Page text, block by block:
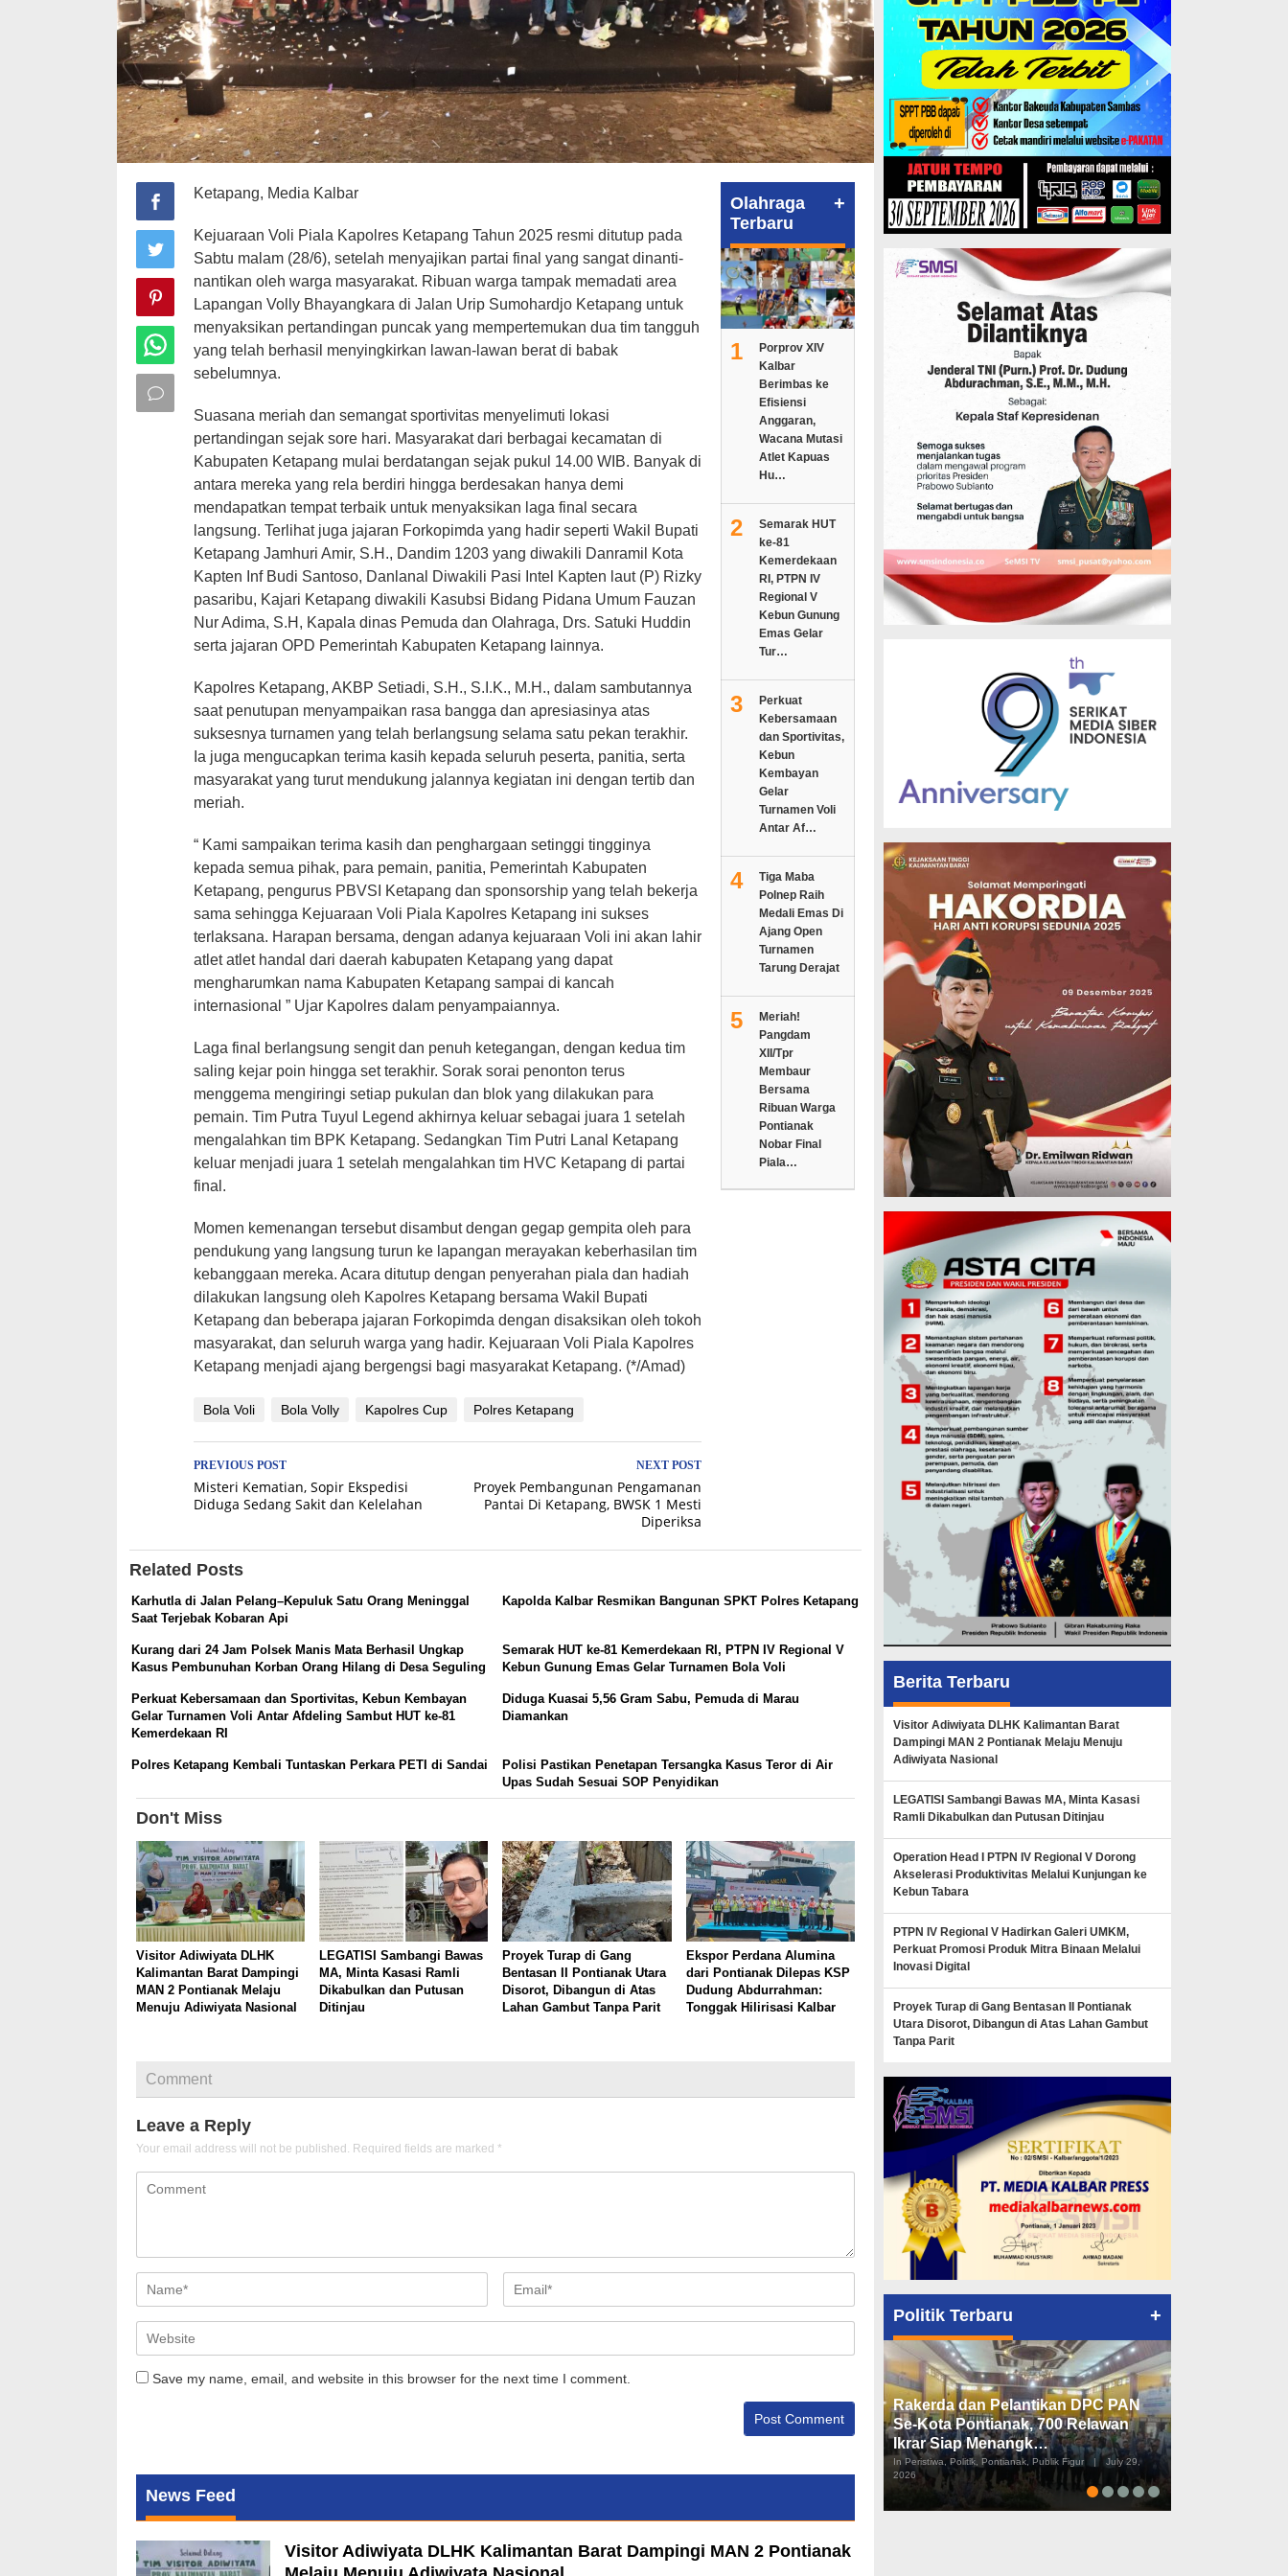
Ketapang, Media Kalbar
Kejuaraan Voli Piala Kapolres Ketapang Tahun 2025 resmi ditutup pada
Sabtu malam (28/6), setelah menyajikan partai final yang sangat dinanti-
nantikan oleh warga masyarakat. Ribuan warga tampak memadati area
Lapangan Volly Bhayangkara di Jalan Urip Sumohardjo Ketapang untuk
menyaksikan pertandingan puncak yang mempertemukan dua tim tangguh
yang telah berhasil menyingkirkan lawan-lawan berat di babak
sebelumnya.
Suasana meriah dan semangat sportivitas menyelimuti lokasi
pertandingan sejak sore hari. Masyarakat dari berbagai kecamatan di
Kabupaten Ketapang mulai berdatangan sejak pukul 14.00 WIB. Banyak di
antara mereka yang rela berdiri hingga berdesakan hanya demi
mendapatkan tempat terbaik untuk menyaksikan laga final secara
langsung. Terlihat juga jajaran Forkopimda yang hadir seperti Wakil Bupati
Ketapang Jamhuri Amir, S.H., Dandim 1203 yang diwakili Danramil Kota
Kapten Inf Budi Santoso, Danlanal Diwakili Pasi Intel Kapten laut (P) Rizky
pasaribu, Kajari Ketapang diwakili Kasubsi Bidang Pidana Umum Fauzan
Nur Adima, S.H, Kapala dinas Pemuda dan Olahraga, Drs. Satuki Huddin
serta jajaran OPD Pemerintah Kabupaten Ketapang lainnya.
Kapolres Ketapang, AKBP Setiadi, S.H., S.I.K., M.H., dalam sambutannya
saat penutupan menyampaikan rasa bangga dan apresiasinya atas
suksesnya turnamen yang telah berlangsung selama satu pekan terakhir.
Ia juga mengucapkan terima kasih kepada seluruh peserta, panitia, serta
masyarakat yang turut mendukung jalannya kegiatan ini dengan tertib dan
meriah.
“ Kami sampaikan terima kasih dan penghargaan setinggi tingginya
kepada semua pihak, para pemain, panitia, Pemerintah Kabupaten
Ketapang, pengurus PBVSI Ketapang dan sponsorship yang telah bekerja
sama sehingga Kejuaraan Voli Piala Kapolres Ketapang ini sukses
terlaksana. Harapan bersama, dengan adanya kejuaraan Voli ini akan lahir
atlet atlet handal dari daerah kabupaten Ketapang yang dapat
mengharumkan nama Kabupaten Ketapang sampai di kancah
internasional ” Ujar Kapolres dalam penyampaiannya.
Laga final berlangsung sengit dan penuh ketegangan, dengan kedua tim
saling kejar poin hingga set terakhir. Sorak sorai penonton terus
menggema mengiringi setiap pukulan dan blok yang dilakukan para
pemain. Tim Putra Tuyul Legend akhirnya keluar sebagai juara 1 setelah
mengalahkan tim BPK Ketapang. Sedangkan Tim Putri Lanal Ketapang
keluar menjadi juara 1 setelah mengalahkan tim HVC Ketapang di partai
final.
Momen kemenangan tersebut disambut dengan gegap gempita oleh para
pendukung yang langsung turun ke lapangan merayakan keberhasilan tim
kebanggaan mereka. Acara ditutup dengan penyerahan piala dan hadiah
dilakukan langsung oleh Kapolres Ketapang bersama Wakil Bupati
Ketapang dan beberapa jajaran Forkopimda dengan disaksikan oleh tokoh
masyarakat, dan seluruh warga yang hadir. Kejuaraan Voli Piala Kapolres
Ketapang menjadi ajang bergengsi bagi masyarakat Ketapang. (*/Amad)
Bola Voli Bola Volly Kapolres Cup Polres Ketapang
Post
navigation
PREVIOUS POST
Misteri Kematian, Sopir Ekspedisi
Diduga Sedang Sakit dan Kelelahan
NEXT POST
Proyek Pembangunan Pengamanan
Pantai Di Ketapang, BWSK 1 Mesti
Diperiksa
Olahraga
Terbaru
+
1
Porprov XIV
Kalbar
Berimbas ke
Efisiensi
Anggaran,
Wacana Mutasi
Atlet Kapuas
Hu…
2
Semarak HUT
ke-81
Kemerdekaan
RI, PTPN IV
Regional V
Kebun Gunung
Emas Gelar
Tur…
3
Perkuat
Kebersamaan
dan Sportivitas,
Kebun
Kembayan
Gelar
Turnamen Voli
Antar Af…
4
Tiga Maba
Polnep Raih
Medali Emas Di
Ajang Open
Turnamen
Tarung Derajat
5
Meriah!
Pangdam
XII/Tpr
Membaur
Bersama
Ribuan Warga
Pontianak
Nobar Final
Piala…
Related Posts
Karhutla di Jalan Pelang–Kepuluk Satu Orang Meninggal
Saat Terjebak Kobaran Api
Kapolda Kalbar Resmikan Bangunan SPKT Polres Ketapang
Kurang dari 24 Jam Polsek Manis Mata Berhasil Ungkap
Kasus Pembunuhan Korban Orang Hilang di Desa Seguling
Semarak HUT ke-81 Kemerdekaan RI, PTPN IV Regional V
Kebun Gunung Emas Gelar Turnamen Bola Voli
Perkuat Kebersamaan dan Sportivitas, Kebun Kembayan
Gelar Turnamen Voli Antar Afdeling Sambut HUT ke-81
Kemerdekaan RI
Diduga Kuasai 5,56 Gram Sabu, Pemuda di Marau
Diamankan
Polres Ketapang Kembali Tuntaskan Perkara PETI di Sandai
Polisi Pastikan Penetapan Tersangka Kasus Teror di Air
Upas Sudah Sesuai SOP Penyidikan
Don't Miss
Visitor Adiwiyata DLHK
Kalimantan Barat Dampingi
MAN 2 Pontianak Melaju
Menuju Adiwiyata Nasional
LEGATISI Sambangi Bawas
MA, Minta Kasasi Ramli
Dikabulkan dan Putusan
Ditinjau
Proyek Turap di Gang
Bentasan II Pontianak Utara
Disorot, Dibangun di Atas
Lahan Gambut Tanpa Parit
Ekspor Perdana Alumina
dari Pontianak Dilepas KSP
Dudung Abdurrahman:
Tonggak Hilirisasi Kalbar
Comment
Leave a Reply
Your email address will not be published. Required fields are marked *
Save my name, email, and website in this browser for the next time I comment.
News Feed
Visitor Adiwiyata DLHK Kalimantan Barat Dampingi MAN 2 Pontianak
Berita Terbaru
Visitor Adiwiyata DLHK Kalimantan Barat
Dampingi MAN 2 Pontianak Melaju Menuju
Adiwiyata Nasional
LEGATISI Sambangi Bawas MA, Minta Kasasi
Ramli Dikabulkan dan Putusan Ditinjau
Operation Head I PTPN IV Regional V Dorong
Akselerasi Produktivitas Melalui Kunjungan ke
Kebun Tabara
PTPN IV Regional V Hadirkan Galeri UMKM,
Perkuat Promosi Produk Mitra Binaan Melalui
Inovasi Digital
Proyek Turap di Gang Bentasan II Pontianak
Utara Disorot, Dibangun di Atas Lahan Gambut
Tanpa Parit
Politik Terbaru +
Rakerda dan Pelantikan DPC PAN
Se-Kota Pontianak, 700 Relawan
Ikrar Siap Menangk…
In Peristiwa, Politik, Pontianak, Publik Figur |
July 29,
2026